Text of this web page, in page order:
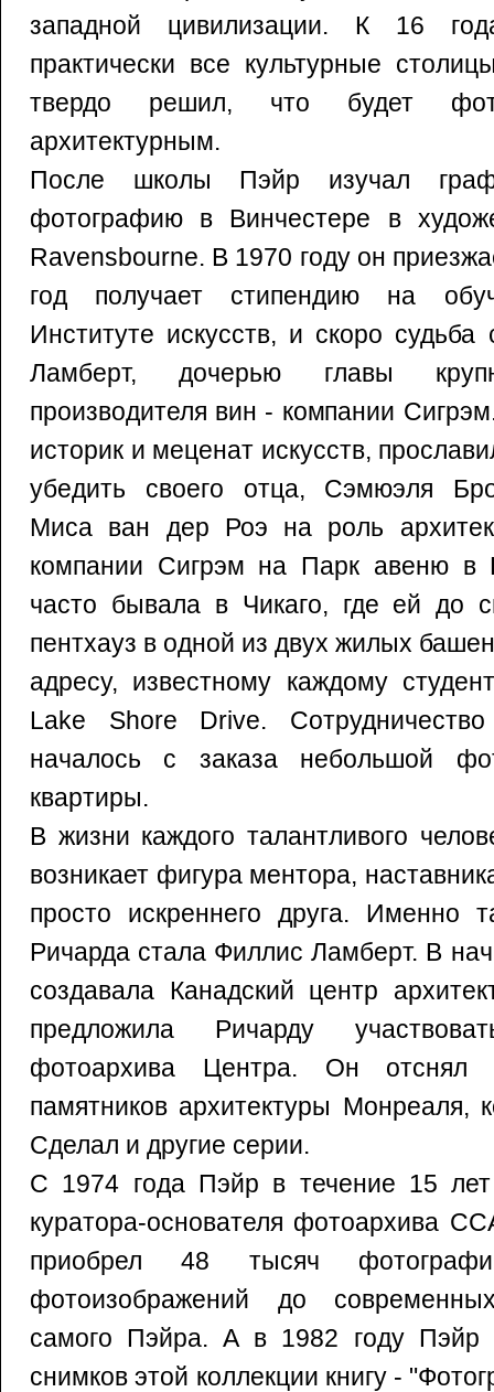
западной цивилизации. К 16
практически все культурные
твердо решил, что будет
архитектурным.
После школы Пэйр изучал
фотографию в Винчестере в
Ravensbourne. В 1970 году он
год получает стипендию на
Институте искусств, и скоро
Ламберт, дочерью главы
производителя вин - компании
историк и меценат искусств,
убедить своего отца, Сэмюэля
Миса ван дер Роэ на роль
компании Сигрэм на Парк авеню в
часто бывала в Чикаго, где ей до
пентхауз в одной из двух жилых
адресу, известному каждому
Lake Shore Drive.
началось с заказа небольшой
квартиры.
В жизни каждого талантливого
возникает фигура ментора,
просто искреннего друга. Именно
Ричарда стала Филлис Ламберт. В
создавала Канадский центр
предложила Ричарду
фотоархива Центра. Он отснял
памятников архитектуры Монреаля,
Сделал и другие серии.
С 1974 года Пэйр в течение 15
куратора-основателя фотоархива
приобрел 48 тысяч
фотоизображений до
самого Пэйра. А в 1982 году Пэйр
снимков этой коллекции книгу -